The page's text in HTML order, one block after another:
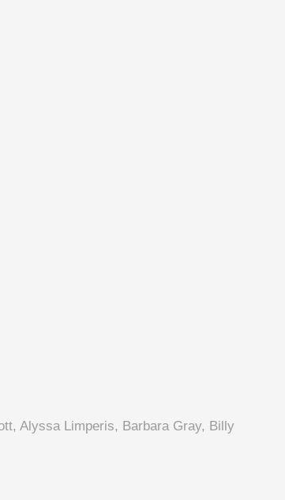
Alyssa Limperis, Barbara Gray, Billy